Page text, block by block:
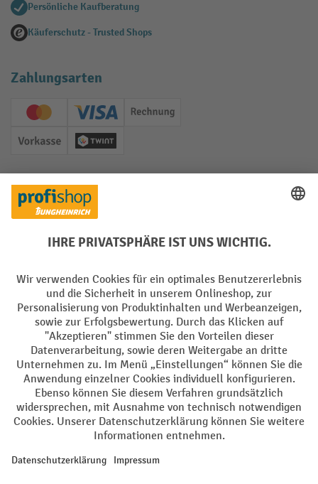
Persönliche Kaufberatung
Käuferschutz - Trusted Shops
Zahlungsarten
Creditcard (Master)Creditcard (Visa)
Rechnung
Vorkasse Twint
Soziale Netzwerke
Facebook
YouTube
LinkedInInstagram
Sprachen
DE FR
AGB Impressum Datenschutz Privacy Settings
Alle Preise exkl. gesetzl. Mehrwertsteuer zzgl.Versandkostenund ggf.
Nachnahmegebühren, wenn nicht anders angegeben.
¹ Der Rabatt gilt so lange der Vorrat reicht. Der Rabatt gilt nicht auf
oder Gutscheinen ist nicht möglich. | ² Der Rabatt wird einmalig bei